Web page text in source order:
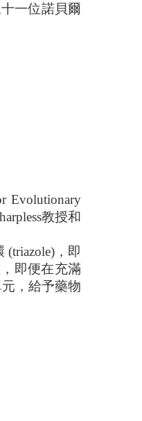
一位諾貝爾
Evolutionary
教授和
(triazole) ，即
即便在充滿
，給予藥物